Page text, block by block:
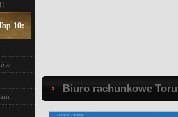
10:
Biuro rachunkowe